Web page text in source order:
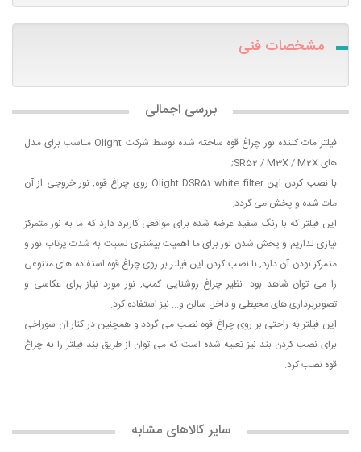
مشخصات فنی
بررسی اجمالی
فیلتر مات کننده نور چراغ قوه ساخته شده توسط شرکت Olight مناسب برای مدل
های SR52 / M3X / M2X;
با نصب کردن این Olight DSR51 white filter روی چراغ قوه, نور خروجی از آن
مات شده و پخش می گردد.
این فیلتر که با رنگ سفید عرضه شده برای مواقعی کاربرد دارد که ما به نور متمرکز
نیازی نداریم و پخش شدن نور برای ما اهمیت بیشتری نسبت به شدت پرتاب نور و
متمرکز بودن آن دارد, با نصب کردن این فیلتر بر روی چراغ قوه استفاده های متنوعی
را می توان شاهد بود. نظیر چراغ روشنایی کمپ, نور مورد نیاز برای عکاسی و
تصویربرداری های محیطی و داخل سالن و... نیز استفاده کرد.
این فیلتر به راحتی بر روی چراغ قوه نصب می گردد و همچنین در کنار آن سوراخی
برای نصب کردن بند نیز تعبیه شده است که می توان از طریق بند فیلتر را به چراغ
قوه نصب کرد.
سایر کالاهای مشابه